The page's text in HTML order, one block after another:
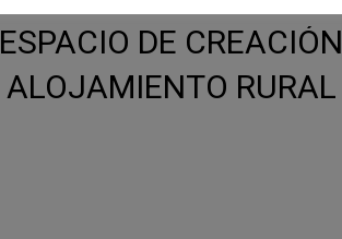
ESPACIO DE CREACIÓN
ALOJAMIENTO RURAL